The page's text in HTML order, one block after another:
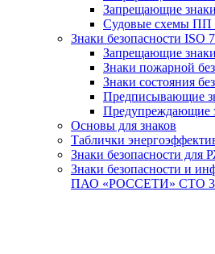
Запрещающие знаки
Судовые схемы ПП
Знаки безопасности ISO
Запрещающие знаки
Знаки пожарной
Знаки состояния
Предписывающие
Предупреждающие
Основы для знаков
Таблички
Знаки безопасности для
Знаки безопасности и
ПАО «РОССЕТИ» СТО